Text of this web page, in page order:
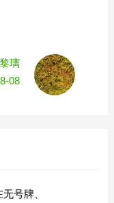
黎璃
08
号牌、